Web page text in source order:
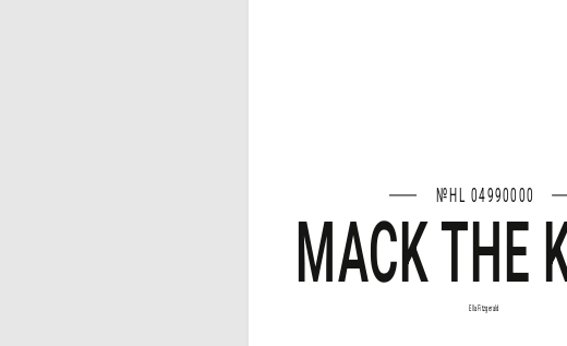
№HL 04990000
MACK THE
Ella Fitzgerald